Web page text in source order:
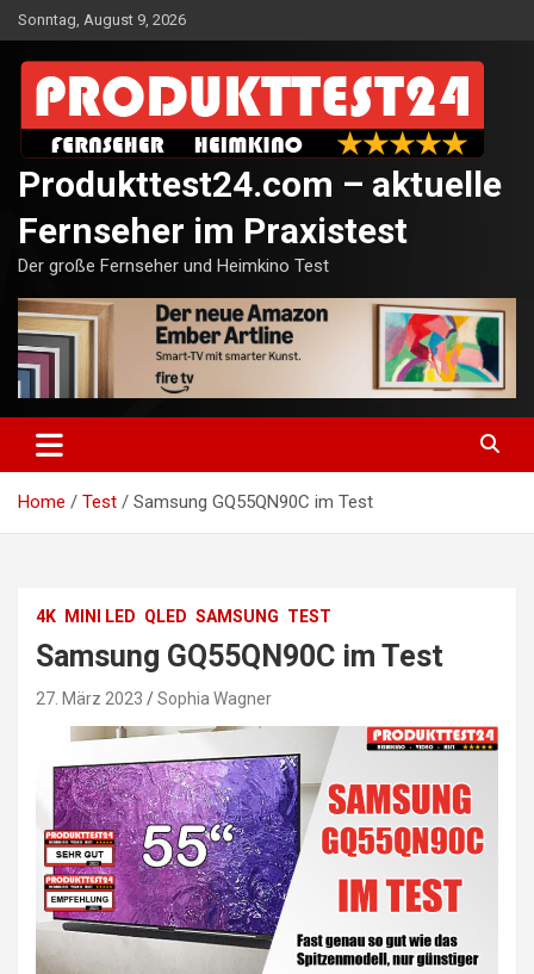
Skip
to
content
Sonntag, August 9, 2026
Produkttest24.com – aktuelle
Fernseher im Praxistest
Der große Fernseher und Heimkino Test
Home Test Samsung GQ55QN90C im Test
4K MINI LED QLED SAMSUNG TEST
Samsung GQ55QN90C im Test
27. März 2023 Sophia Wagner